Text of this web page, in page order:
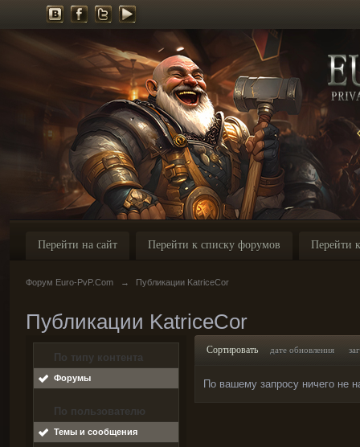
Перейти на сайт Перейти к списку форумов Перейти
Форум Euro-PvP.Com → Публикации KatriceCor
Публикации KatriceCor
По типу контента
Форумы
По пользователю
Темы и сообщения
Сортировать дате обновления
По вашему запросу ничего не